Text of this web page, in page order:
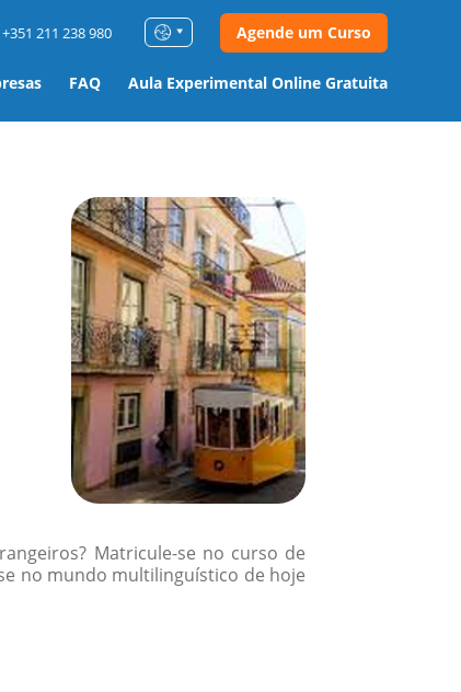
FAQ Aula Experimental Online Gratuita
+351 211 238 980 Agende um Curso
Matricule-se no curso de
no mundo multilinguístico de hoje